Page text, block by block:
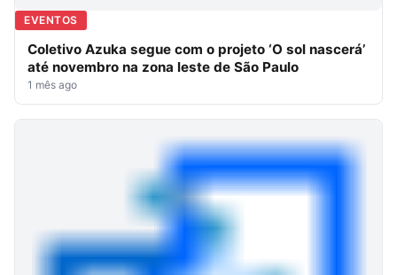
EVENTOS
Coletivo Azuka segue com o projeto ‘O sol nascerá’
até novembro na zona leste de São Paulo
1 mês ago